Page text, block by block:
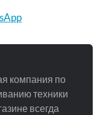
компания по
техники
всегда